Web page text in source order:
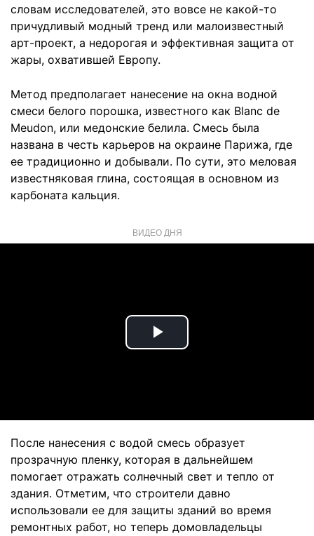
словам исследователей, это вовсе не какой-то
причудливый модный тренд или малоизвестный
арт-проект, а недорогая и эффективная защита от
жары, охватившей Европу.
Метод предполагает нанесение на окна водной
смеси белого порошка, известного как Blanc de
Meudon, или медонские белила. Смесь была
названа в честь карьеров на окраине Парижа, где
ее традиционно и добывали. По сути, это меловая
известняковая глина, состоящая в основном из
карбоната кальция.
ВИДЕО ДНЯ
Play
После нанесения с водой смесь образует
прозрачную пленку, которая в дальнейшем
помогает отражать солнечный свет и тепло от
здания. Отметим, что строители давно
использовали ее для защиты зданий во время
ремонтных работ, но теперь домовладельцы